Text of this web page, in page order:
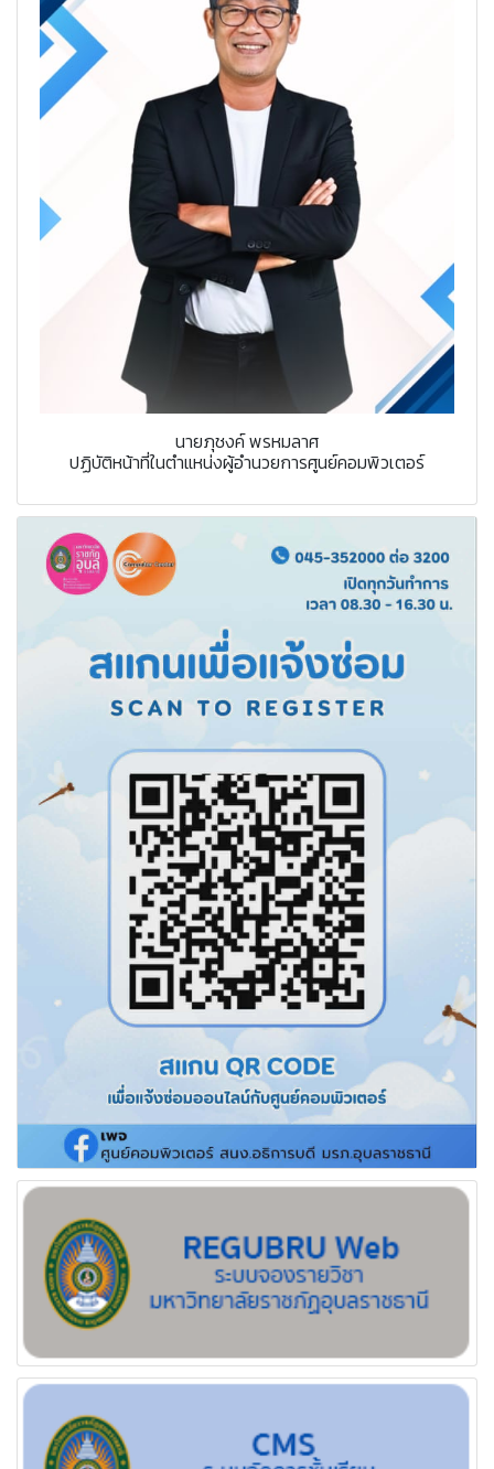
นายภุชงค์ พรหมลาศ
ปฏิบัติหน้าที่ในตำแหน่งผู้อำนวยการศูนย์คอมพิวเตอร์